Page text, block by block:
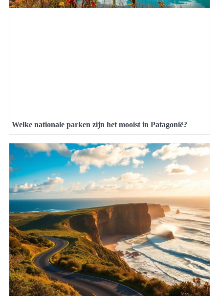
Welke nationale parken zijn het mooist in Patagonië?